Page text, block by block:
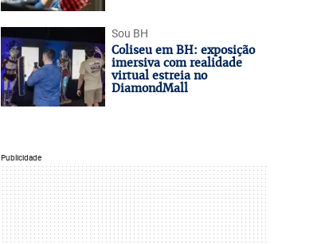
Sou BH
Coliseu em BH: exposição
imersiva com realidade
virtual estreia no
DiamondMall
Publicidade